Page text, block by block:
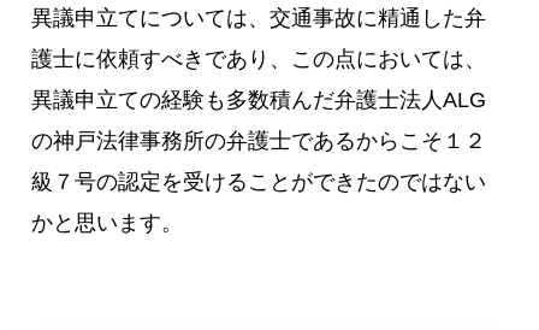
異議申立てについては、交通事故に精通した弁
護士に依頼すべきであり、この点においては、
異議申立ての経験も多数積んだ弁護士法人ALG
の神戸法律事務所の弁護士であるからこそ１２
級７号の認定を受けることができたのではない
かと思います。